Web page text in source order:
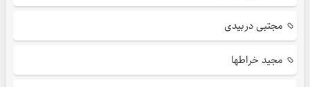
مجتبی دربیدی
مجید خراطها